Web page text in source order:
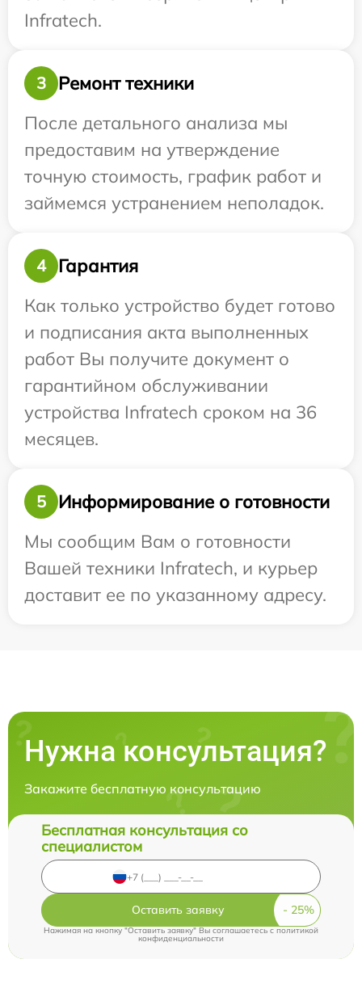
Infratech.
3
Ремонт техники
После детального анализа мы
предоставим на утверждение
точную стоимость, график работ и
займемся устранением неполадок.
4
Гарантия
Как только устройство будет готово
и подписания акта выполненных
работ Вы получите документ о
гарантийном обслуживании
устройства Infratech сроком на 36
месяцев.
5
Информирование о готовности
Мы сообщим Вам о готовности
Вашей техники Infratech, и курьер
доставит ее по указанному адресу.
Нужна консультация?
Закажите бесплатную консультацию
Бесплатная консультация со
специалистом
Оставить заявку
Нажимая на кнопку "Оставить заявку" Вы соглашаетесь c политикой
конфиденциальности